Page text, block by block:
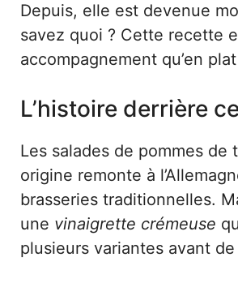
Depuis, elle est devenue
savez quoi ? Cette recette
accompagnement qu’en
L’histoire derrière
Les salades de pommes de
origine remonte à
brasseries traditionnelles.
une vinaigrette crémeuse
plusieurs variantes avant